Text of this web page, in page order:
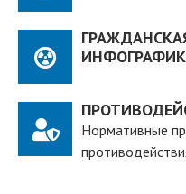
Нормативные